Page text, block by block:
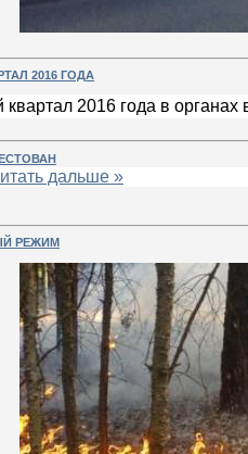
2016 ГОДА
2016 года в органах
дальше »
РЕЖИМ